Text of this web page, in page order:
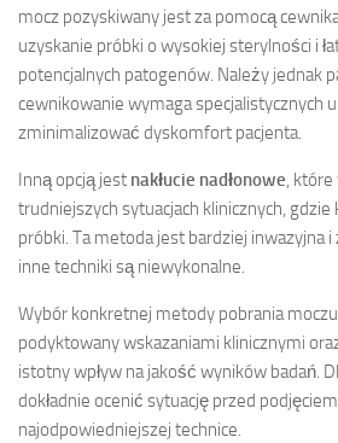
mocz pozyskiwany jest za pomocą
uzyskanie próbki o wysokiej sterylności i
potencjalnych patogenów. Należy jednak
cewnikowanie wymaga specjalistycznych
zminimalizować dyskomfort pacjenta.
Inną opcją jest nakłucie nadłonowe,
trudniejszych sytuacjach klinicznych,
próbki. Ta metoda jest bardziej inwazyjna i
inne techniki są niewykonalne.
Wybór konkretnej metody pobrania
podyktowany wskazaniami klinicznymi
istotny wpływ na jakość wyników badań.
dokładnie ocenić sytuację przed
najodpowiedniejszej technice.